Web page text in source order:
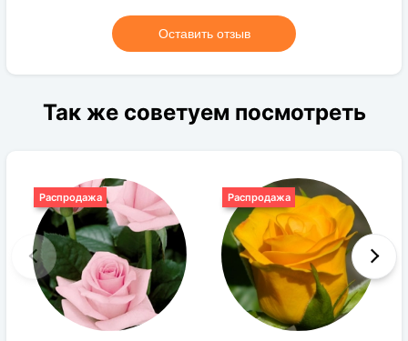
Оставить отзыв
Так же советуем посмотреть
Распродажа Распродажа